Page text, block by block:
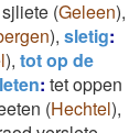
sjliete (Geleen),
), sletig:
), tot op de
: tet oppen
(Hechtel),